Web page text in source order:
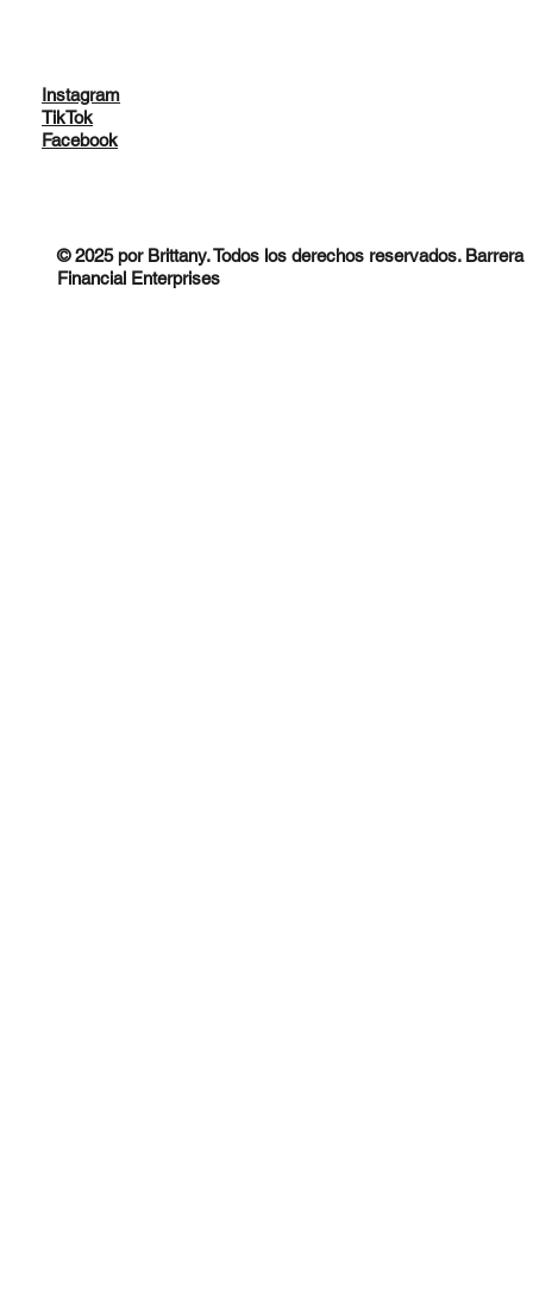
Instagram
TikTok
Facebook
© 2025 por Brittany. Todos los derechos reservados. Barrera
Financial Enterprises